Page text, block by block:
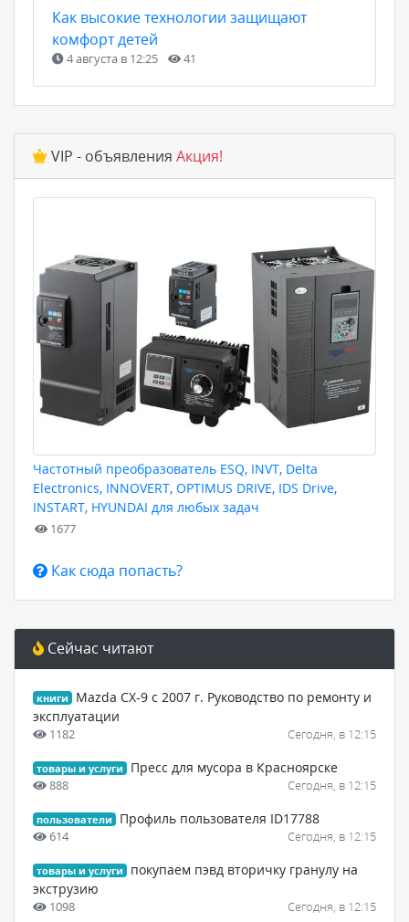
Как высокие технологии защищают
комфорт детей
4 августа в 12:25 41
VIP - объявления Акция!
Частотный преобразователь ESQ, INVT, Delta
Electronics, INNOVERT, OPTIMUS DRIVE, IDS Drive,
INSTART, HYUNDAI для любых задач
1677
Как сюда попасть?
Сейчас читают
книги
Mazda CX-9 с 2007 г. Руководство по ремонту и
эксплуатации
1182 Сегодня, в 12:15
товары и услуги Пресс для мусора в Красноярске
888 Сегодня, в 12:15
пользователи Профиль пользователя ID17788
614 Сегодня, в 12:15
товары и услуги
покупаем пэвд вторичку гранулу на
экструзию
1098 Сегодня, в 12:15